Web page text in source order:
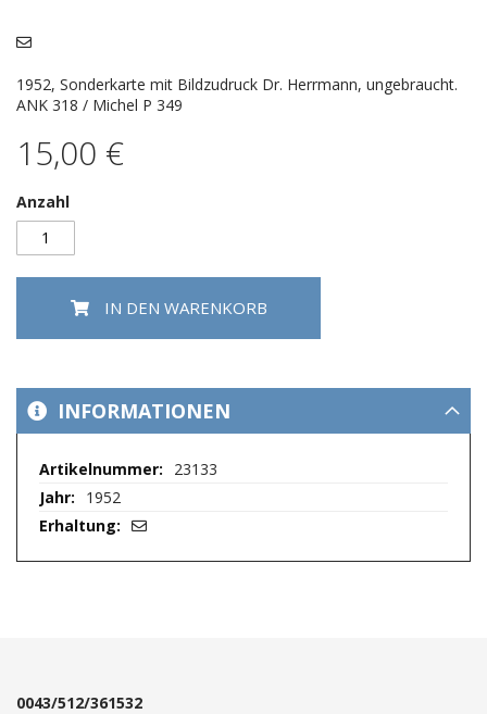
1952, Sonderkarte mit Bildzudruck Dr. Herrmann, ungebraucht.
ANK 318 / Michel P 349
15,00 €
Anzahl
IN DEN WARENKORB
springen
INFORMATIONEN
Mehr
23133
1952
0043/512/361532